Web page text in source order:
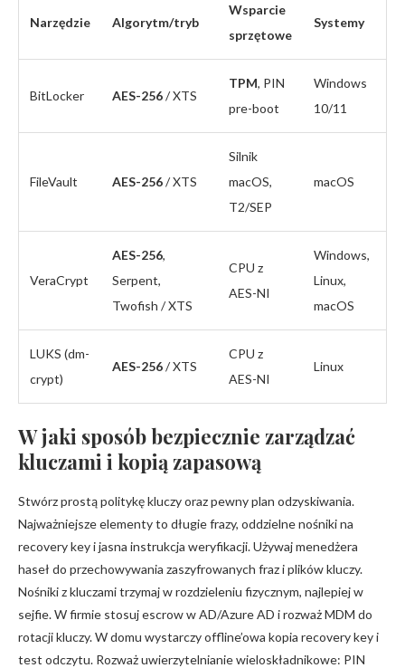
Narzędzie Algorytm/tryb
Wsparcie
sprzętowe
Systemy
BitLocker AES-256/ XTS
TPM, PIN
pre-boot
Windows
10/11
FileVault AES-256/ XTS
Silnik
macOS,
T2/SEP
macOS
VeraCrypt
AES-256,
Serpent,
Twofish / XTS
CPU z
AES-NI
Windows,
Linux,
macOS
LUKS (dm-
crypt)
AES-256/ XTS
CPU z
AES-NI
Linux
W jaki sposób bezpiecznie zarządzać
kluczami i kopią zapasową
Stwórz prostą politykę kluczy oraz pewny plan odzyskiwania.
Najważniejsze elementy to długie frazy, oddzielne nośniki na
recovery key i jasna instrukcja weryfikacji. Używaj menedżera
haseł do przechowywania zaszyfrowanych fraz i plików kluczy.
Nośniki z kluczami trzymaj w rozdzieleniu fizycznym, najlepiej w
sejfie. W firmie stosuj escrow w AD/Azure AD i rozważ MDM do
rotacji kluczy. W domu wystarczy offline’owa kopia recovery key i
test odczytu. Rozważ uwierzytelnianie wieloskładnikowe: PIN